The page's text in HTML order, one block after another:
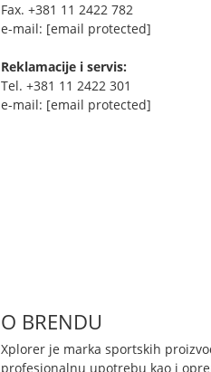
Fax. +381 11 2422 782
e-mail: [email protected]
Reklamacije i servis:
Tel. +381 11 2422 301
e-mail: [email protected]
O BRENDU
Xplorer je marka sportskih
profesionalnu upotrebu kao i